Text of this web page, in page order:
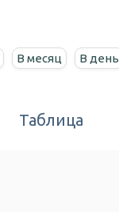
В месяц В день
Таблица